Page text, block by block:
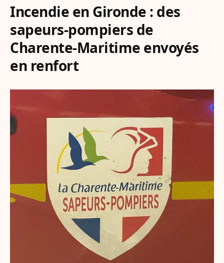
Incendie en Gironde : des
sapeurs-pompiers de
Charente-Maritime envoyés
en renfort